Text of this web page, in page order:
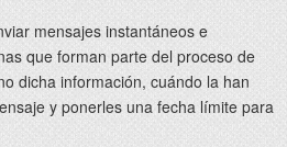
mensajes instantáneos e
que forman parte del proceso de
dicha información, cuándo la han
y ponerles una fecha límite para